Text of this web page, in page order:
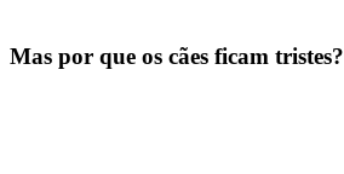
Mas por que os cães ficam tristes?